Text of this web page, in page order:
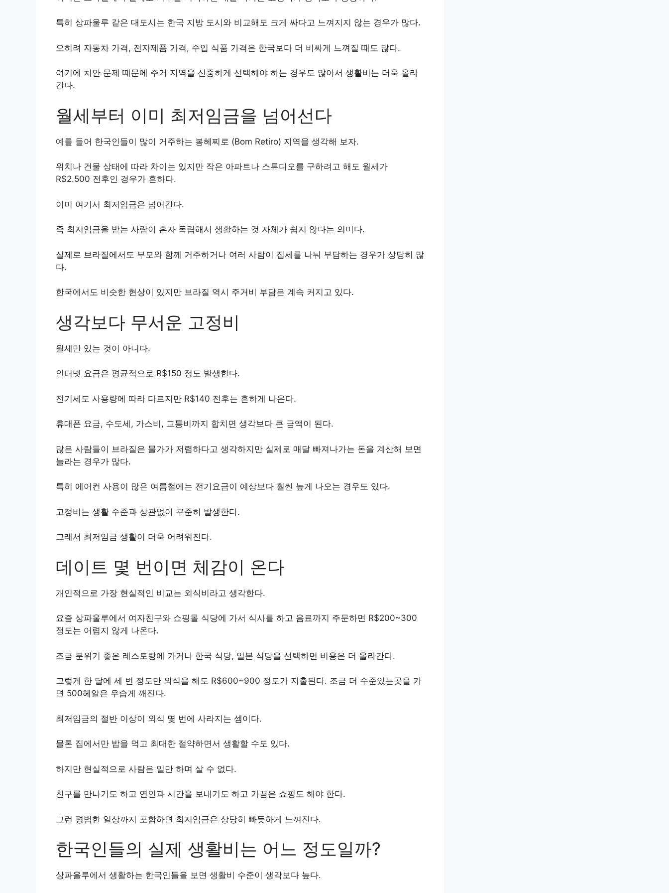
특히 상파울루 같은 대도시는 한국 지방 도시와 비교해도 크게 싸다고 느껴지지 않는 경우가 많다.
오히려 자동차 가격, 전자제품 가격, 수입 식품 가격은 한국보다 더 비싸게 느껴질 때도 많다.
여기에 치안 문제 때문에 주거 지역을 신중하게 선택해야 하는 경우도 많아서 생활비는 더욱 올라
간다.
월세부터 이미 최저임금을 넘어선다
예를 들어 한국인들이 많이 거주하는 봉헤찌로 (Bom Retiro) 지역을 생각해 보자.
위치나 건물 상태에 따라 차이는 있지만 작은 아파트나 스튜디오를 구하려고 해도 월세가
R$2.500 전후인 경우가 흔하다.
이미 여기서 최저임금은 넘어간다.
즉 최저임금을 받는 사람이 혼자 독립해서 생활하는 것 자체가 쉽지 않다는 의미다.
실제로 브라질에서도 부모와 함께 거주하거나 여러 사람이 집세를 나눠 부담하는 경우가 상당히 많
다.
한국에서도 비슷한 현상이 있지만 브라질 역시 주거비 부담은 계속 커지고 있다.
생각보다 무서운 고정비
월세만 있는 것이 아니다.
인터넷 요금은 평균적으로 R$150 정도 발생한다.
전기세도 사용량에 따라 다르지만 R$140 전후는 흔하게 나온다.
휴대폰 요금, 수도세, 가스비, 교통비까지 합치면 생각보다 큰 금액이 된다.
많은 사람들이 브라질은 물가가 저렴하다고 생각하지만 실제로 매달 빠져나가는 돈을 계산해 보면
놀라는 경우가 많다.
특히 에어컨 사용이 많은 여름철에는 전기요금이 예상보다 훨씬 높게 나오는 경우도 있다.
고정비는 생활 수준과 상관없이 꾸준히 발생한다.
그래서 최저임금 생활이 더욱 어려워진다.
데이트 몇 번이면 체감이 온다
개인적으로 가장 현실적인 비교는 외식비라고 생각한다.
요즘 상파울루에서 여자친구와 쇼핑몰 식당에 가서 식사를 하고 음료까지 주문하면 R$200~300
정도는 어렵지 않게 나온다.
조금 분위기 좋은 레스토랑에 가거나 한국 식당, 일본 식당을 선택하면 비용은 더 올라간다.
그렇게 한 달에 세 번 정도만 외식을 해도 R$600~900 정도가 지출된다. 조금 더 수준있는곳을 가
면 500헤알은 우습게 깨진다.
최저임금의 절반 이상이 외식 몇 번에 사라지는 셈이다.
물론 집에서만 밥을 먹고 최대한 절약하면서 생활할 수도 있다.
하지만 현실적으로 사람은 일만 하며 살 수 없다.
친구를 만나기도 하고 연인과 시간을 보내기도 하고 가끔은 쇼핑도 해야 한다.
그런 평범한 일상까지 포함하면 최저임금은 상당히 빠듯하게 느껴진다.
한국인들의 실제 생활비는 어느 정도일까?
상파울루에서 생활하는 한국인들을 보면 생활비 수준이 생각보다 높다.